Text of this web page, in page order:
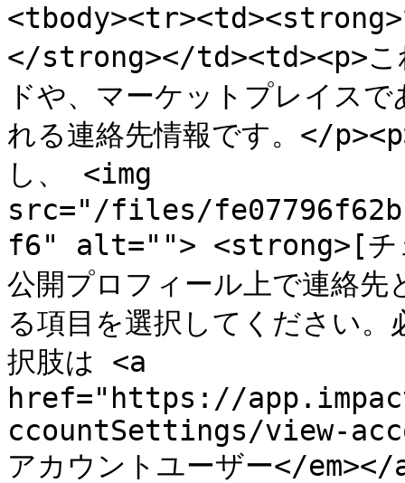
<tbody><tr><td><strong>
</strong></td><td><p>こ
ドや、マーケットプレイス
れる連絡先情報です。</
し、 <img
src="/files/
f6" alt=""> <strong>[チ
公開プロフィール上で連絡
る項目を選択してください
択肢は <a
href="https://
ccountSettings/view-
アカウントユーザー</